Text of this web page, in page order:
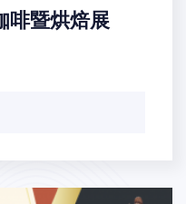
啡暨烘焙展